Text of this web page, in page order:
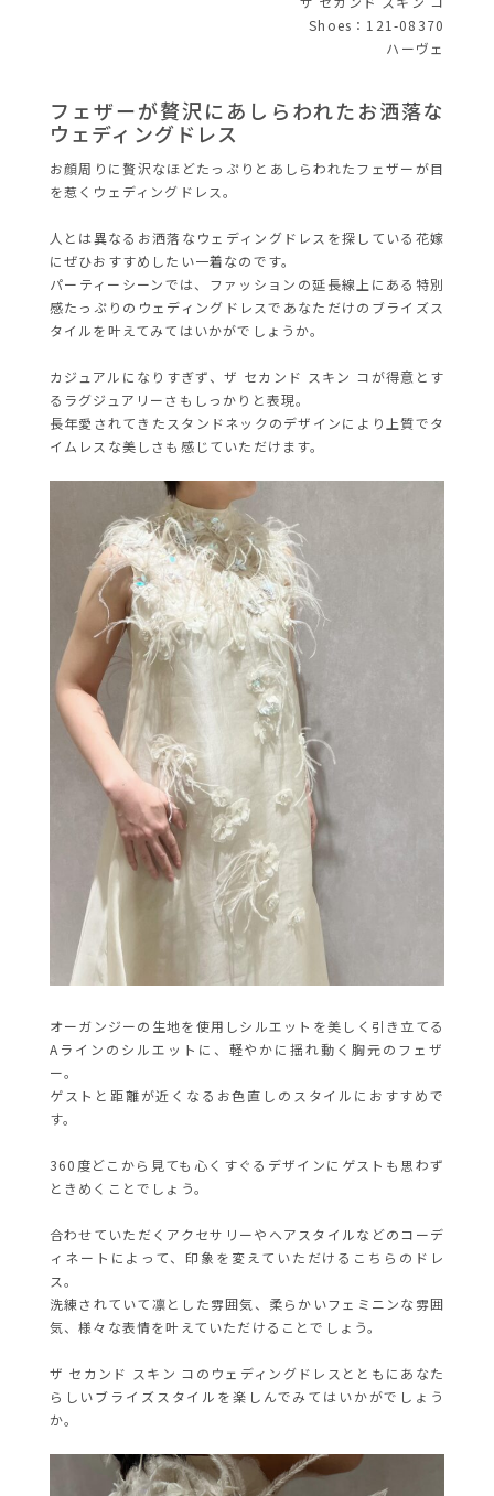
Shoes：121-08370
ハーヴェ
フェザーが贅沢にあしらわれたお洒落な
ウェディングドレス
お顔周りに贅沢なほどたっぷりとあしらわれたフェザーが目
を惹くウェディングドレス。
人とは異なるお洒落なウェディングドレスを探している花嫁
にぜひおすすめしたい一着なのです。
パーティーシーンでは、ファッションの延長線上にある特別
感たっぷりのウェディングドレ スであなただけのブライズス
タイルを叶えてみてはいかがでしょう か。
カジュアルになりすぎず、ザ セカンド スキン コが得意とす
るラグジュアリーさもしっかりと表現。
長年愛されてきたスタンドネックのデザインにより上質でタ
イムレスな美しさも感じていただけます。
オーガンジーの生地を使用しシルエットを美しく引き立てる
Aラインのシルエットに、 軽やかに揺れ動く胸元のフェザ
ー。
ゲストと距離が近くなるお色直しのスタイルにおすすめで
す。
360度どこから見ても心くすぐるデザインにゲストも思わず
ときめくことでしょう。
合わせていただくアクセサリーやヘアスタイルなどのコーデ
ィネートによって、印象を変えていただけるこちらのドレ
ス。
洗練されていて凛とした雰囲気、柔らかいフェミニンな雰囲
気、様々な表情を叶えていただけることでしょう。
ザ セカンド スキン コのウェディングドレスとともにあなた
らしいブライズスタイルを楽しんでみてはいかがでしょう
か。